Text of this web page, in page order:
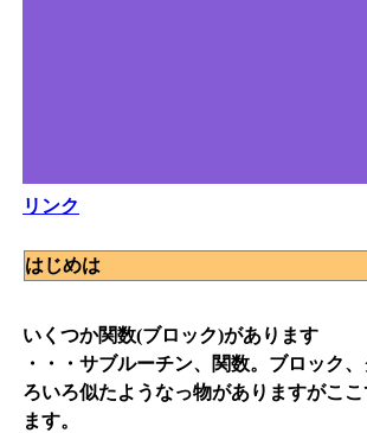
リンク
はじめは
いくつか関数(ブロック)があります
・・・サブルーチン、関数。ブロック
ろいろ似たようなっ物がありますがこ
ます。